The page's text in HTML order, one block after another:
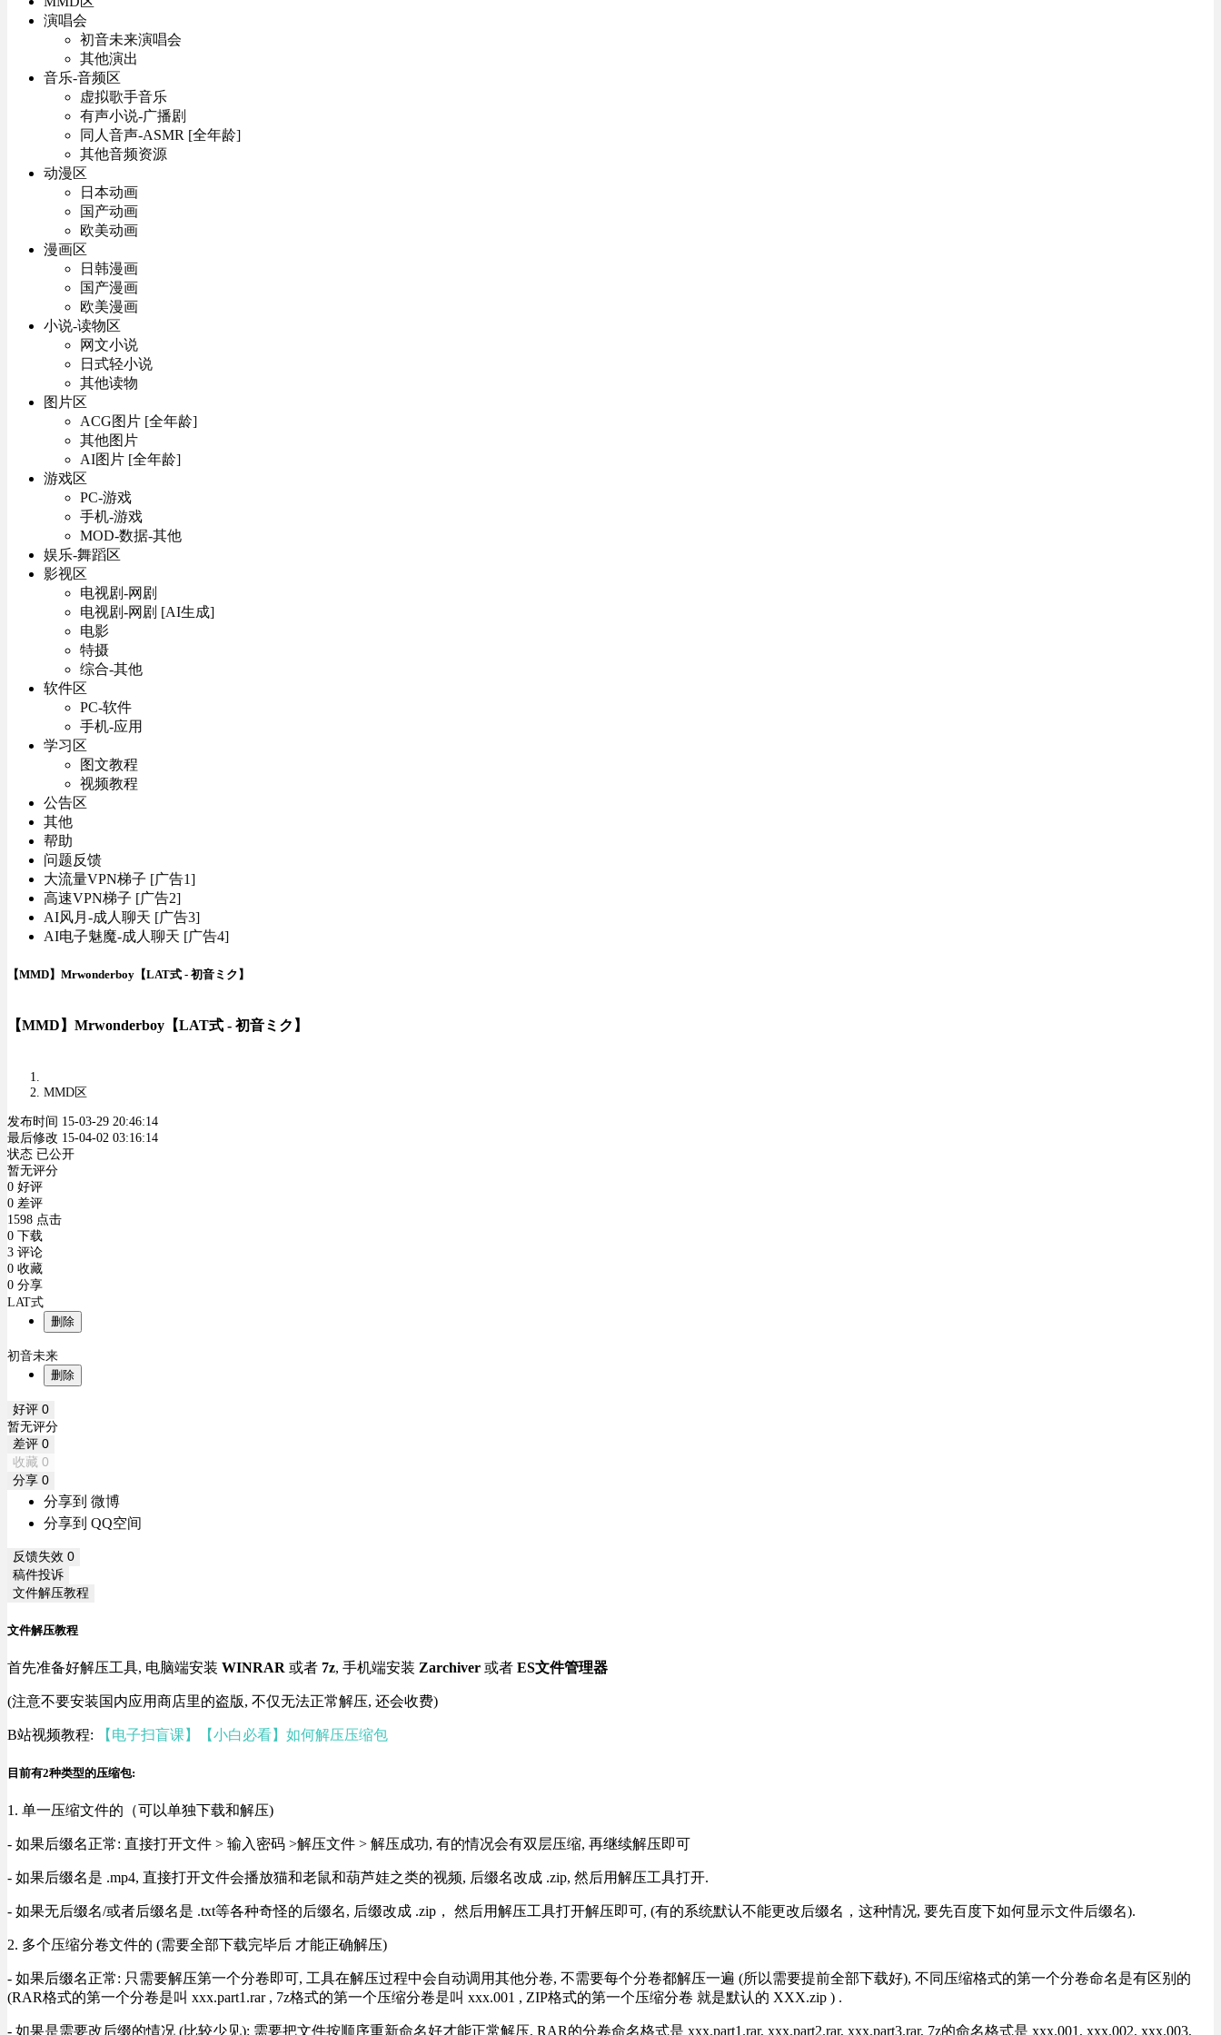
演唱会
初音未来演唱会
其他演出
音乐-音频区
虚拟歌手音乐
有声小说-广播剧
同人音声-ASMR [全年龄]
其他音频资源
动漫区
日本动画
国产动画
欧美动画
漫画区
日韩漫画
国产漫画
欧美漫画
小说-读物区
网文小说
日式轻小说
其他读物
图片区
ACG图片 [全年龄]
其他图片
AI图片 [全年龄]
游戏区
PC-游戏
手机-游戏
MOD-数据-其他
娱乐-舞蹈区
影视区
电视剧-网剧
电视剧-网剧 [AI生成]
电影
特摄
综合-其他
软件区
PC-软件
手机-应用
学习区
图文教程
视频教程
公告区
其他
帮助
问题反馈
大流量VPN梯子 [广告1]
高速VPN梯子 [广告2]
AI风月-成人聊天 [广告3]
AI电子魅魔-成人聊天 [广告4]
【MMD】Mrwonderboy【LAT式 - 初音ミク】
【MMD】Mrwonderboy【LAT式 - 初音ミク】
MMD区
发布时间 15-03-29 20:46:14
最后修改 15-04-02 03:16:14
状态 已公开
暂无评分
0 好评
0 差评
1598 点击
0 下载
3 评论
0 收藏
0 分享
LAT式
删除
初音未来
删除
好评 0
暂无评分
差评 0
收藏 0
分享 0
分享到 微博
分享到 QQ空间
反馈失效 0
稿件投诉
文件解压教程
文件解压教程
首先准备好解压工具, 电脑端安装 WINRAR 或者 7z, 手机端安装 Zarchiver 或者 ES文件管理器
(注意不要安装国内应用商店里的盗版, 不仅无法正常解压, 还会收费)
B站视频教程: 【电子扫盲课】【小白必看】如何解压压缩包
目前有2种类型的压缩包:
1. 单一压缩文件的（可以单独下载和解压)
- 如果后缀名正常: 直接打开文件 > 输入密码 >解压文件 > 解压成功, 有的情况会有双层压缩, 再继续解压即可
- 如果后缀名是 .mp4, 直接打开文件会播放猫和老鼠和葫芦娃之类的视频, 后缀名改成 .zip, 然后用解压工具打开.
- 如果无后缀名/或者后缀名是 .txt等各种奇怪的后缀名, 后缀改成 .zip， 然后用解压工具打开解压即可, (有的系统默认不能更改后缀名，这种情况, 要先百度下如何显示文件后缀名).
2. 多个压缩分卷文件的 (需要全部下载完毕后 才能正确解压)
- 如果后缀名正常: 只需要解压第一个分卷即可, 工具在解压过程中会自动调用其他分卷, 不需要每个分卷都解压一遍 (所以需要提前全部下载好), 不同压缩格式的第一个分卷命名是有区别的
(RAR格式的第一个分卷是叫 xxx.part1.rar , 7z格式的第一个压缩分卷是叫 xxx.001 , ZIP格式的第一个压缩分卷 就是默认的 XXX.zip ) .
- 如果是需要改后缀的情况 (比较少见): 需要把文件按顺序重新命名好才能正常解压, RAR的分卷命名格式是 xxx.part1.rar, xxx.part2.rar, xxx.part3.rar, 7z的命名格式是 xxx.001, xxx.002, xxx.003,